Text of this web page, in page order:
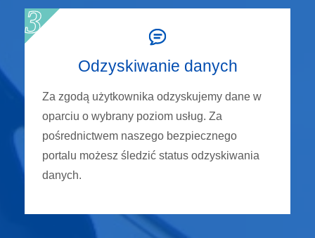
Odzyskiwanie danych
Za zgodą użytkownika odzyskujemy dane w
oparciu o wybrany poziom usług. Za
pośrednictwem naszego bezpiecznego
portalu możesz śledzić status odzyskiwania
danych.